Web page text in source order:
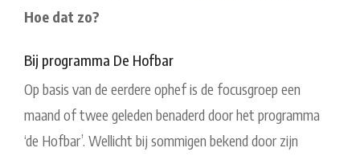
Hoe dat zo?
Bij programma De Hofbar
Op basis van de eerdere ophef is de focusgroep een
maand of twee geleden benaderd door het programma
‘de Hofbar’. Wellicht bij sommigen bekend door zijn